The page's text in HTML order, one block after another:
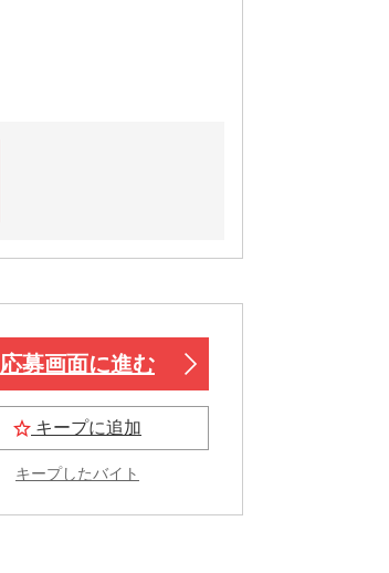
応募画面に進む
キープに追加
キープしたバイト